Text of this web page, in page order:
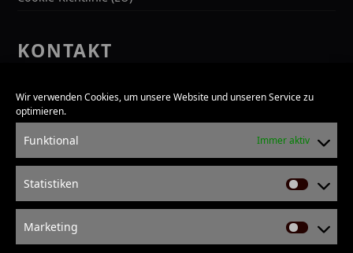
Wir verwenden Cookies, um unsere Website und unseren Service zu
optimieren.
Funktional Immer aktiv
Statistiken
Marketing
KONTAKT
Bürozeiten
Anfahrt
SUCHE
Search
for: